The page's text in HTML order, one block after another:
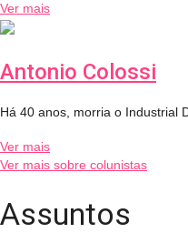
Ver mais
Antonio Colossi
Há 40 anos, morria o Industrial
Ver mais
Ver mais sobre colunistas
Assuntos